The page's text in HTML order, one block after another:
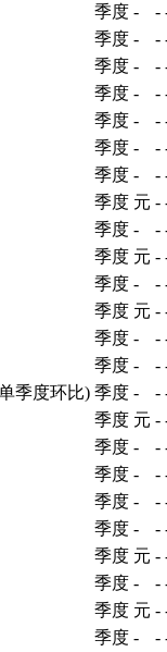
季度 - -
季度 - -
季度 - -
季度 - -
季度 - -
季度 - -
季度 - -
季度 元 -
季度 - -
季度 元 -
季度 - -
季度 元 -
季度 - -
季度 - -
季度环比) 季度 - -
季度 元 -
季度 - -
季度 - -
季度 - -
季度 - -
季度 元 -
季度 - -
季度 元 -
季度 - -